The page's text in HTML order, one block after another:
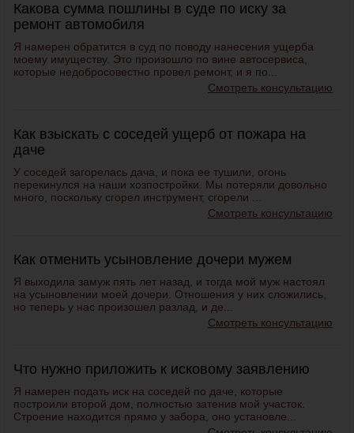
Какова сумма пошлины в суде по иску за
ремонт автомобиля
Я намерен обратится в суд по поводу нанесения ущерба
моему имуществу. Это произошло по вине автосервиса,
которые недобросовестно провел ремонт, и я по...
Смотреть консультацию
Как взыскать с соседей ущерб от пожара на
даче
У соседей загорелась дача, и пока ее тушили, огонь
перекинулся на наши хозпостройки. Мы потеряли довольно
много, поскольку сгорел инструмент, сгорели ...
Смотреть консультацию
Как отменить усыновление дочери мужем
Я выходила замуж пять лет назад, и тогда мой муж настоял
на усыновлении моей дочери. Отношения у них сложились,
но теперь у нас произошел разлад, и де...
Смотреть консультацию
Что нужно приложить к исковому заявлению
Я намерен подать иск на соседей по даче, которые
построили второй дом, полностью затенив мой участок.
Строение находится прямо у забора, оно установле...